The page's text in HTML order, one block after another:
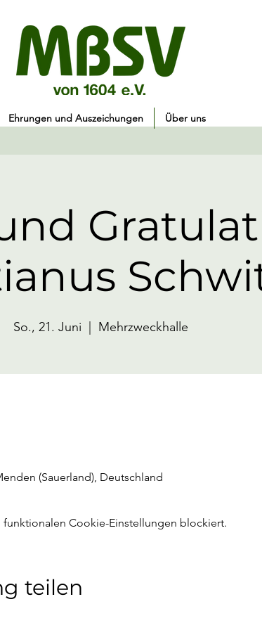
Ehrungen und Auszeichungen Über uns
So., 21. Juni Mehrzweckhalle
(Sauerland), Deutschland
Cookie-Einstellungen blockiert.
teilen